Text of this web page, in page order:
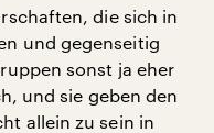
die sich in
und gegenseitig
sonst ja eher
und sie geben den
allein zu sein in